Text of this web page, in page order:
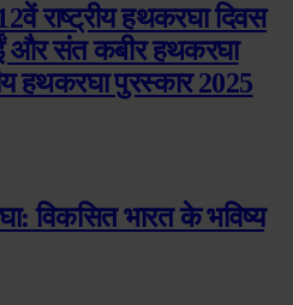
राष्ट्रीय हथकरघा दिवस
और संत कबीर हथकरघा
हथकरघा पुरस्कार 2025
विकसित भारत के भविष्य